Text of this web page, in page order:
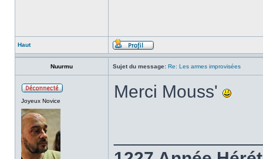
Haut
Nuurmu Sujet du message: Re: Les armes improvisées
Joyeux Novice Merci Mouss'